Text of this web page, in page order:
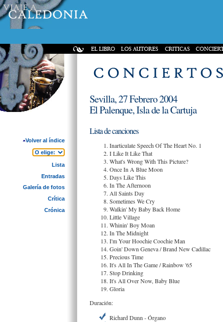
Volver al índice
Lista
Entradas
Galería de fotos
Crítica
Crónica
Sevilla, 27 Febrero 2004
El Palenque, Isla de la Cartuja
Lista de canciones
Inarticulate Speech Of The Heart No. 1
I Like It Like That
What's Wrong With This Picture?
Once In A Blue Moon
Days Like This
In The Afternoon
All Saints Day
Sometimes We Cry
Walkin' My Baby Back Home
Little Village
Whinin' Boy Moan
In The Midnight
I'm Your Hoochie Coochie Man
Goin' Down Geneva / Brand New Cadillac
Precious Time
It's All In The Game / Rainbow '65
Stop Drinking
It's All Over Now, Baby Blue
Gloria
Duración:
Richard Dunn - Órgano